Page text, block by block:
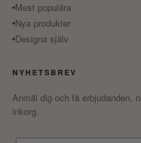
Mest populära
Nya produkter
Designa själv
NYHETSBREV
Anmäl dig och få erbjudanden,
inkorg.